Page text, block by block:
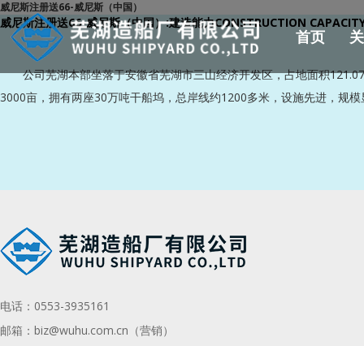
威尼斯注册送66-威尼斯（中国）
首页
威尼斯注册送66-威尼斯（中国）:建造能力CONSTRUCTION
公司芜湖本部坐落于安徽省芜湖市三山经济开发区，占地面积
3000亩，拥有两座30万吨干船坞，总岸线约1200多米，设施先进，规
电话： 0553-3935161
邮箱： biz@wuhu.com.cn（营销）